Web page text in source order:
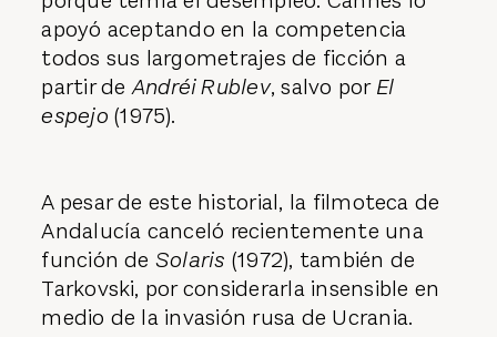
apoyó aceptando en la competencia
todos sus largometrajes de ficción a
partir deAndréi Rublev, salvo porEl
espejo (1975).
A pesar de este historial, la filmoteca de
Andalucía canceló recientemente una
función de Solaris (1972), también de
Tarkovski, por considerarla insensible en
medio de la invasión rusa de Ucrania.